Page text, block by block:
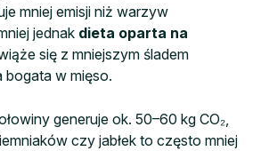
mniej emisji niż warzyw
jednak dieta oparta na
się z mniejszym śladem
bogata w mięso.
generuje ok. 50–60 kg CO₂,
czy jabłek to często mniej